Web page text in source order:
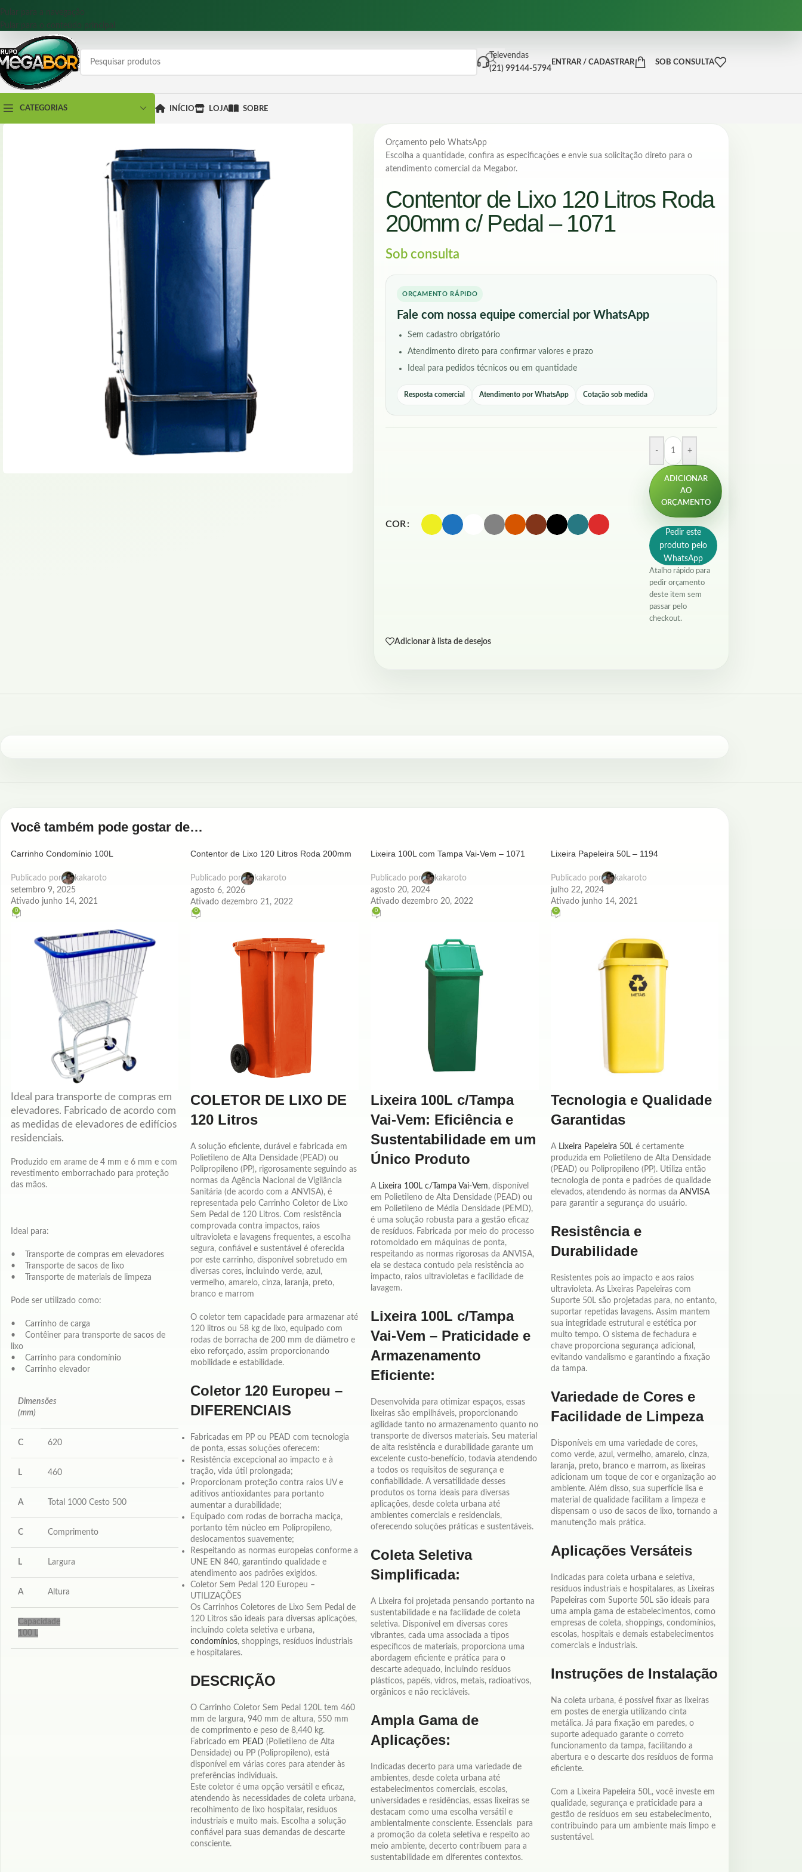
Pular para a navegação
Pular para o conteúdo principal
Televendas
(21) 99144-5794
ENTRAR / CADASTRAR SOB CONSULTA
CATEGORIAS INÍCIO LOJA SOBRE
Orçamento pelo WhatsApp
Escolha a quantidade, confira as especificações e envie sua solicitação direto para o
atendimento comercial da Megabor.
Contentor de Lixo 120 Litros Roda
200mm c/ Pedal – 1071
Sob consulta
ORÇAMENTO RÁPIDO
Fale com nossa equipe comercial por WhatsApp
Sem cadastro obrigatório
Atendimento direto para confirmar valores e prazo
Ideal para pedidos técnicos ou em quantidade
Resposta comercial Atendimento por WhatsApp Cotação sob medida
COR
- +
ADICIONAR
AO
ORÇAMENTO
Pedir este
produto pelo
WhatsApp
Atalho rápido para
pedir orçamento
deste item sem
passar pelo
checkout.
Adicionar à lista de desejos
Você também pode gostar de…
Carrinho Condomínio 100L
Publicado por
kakaroto
setembro 9, 2025
Ativado junho 14, 2021
0
Ideal para transporte de compras em
elevadores. Fabricado de acordo com
as medidas de elevadores de edifícios
residenciais.
Produzido em arame de 4 mm e 6 mm e com
revestimento emborrachado para proteção
das mãos.
Ideal para:
• Transporte de compras em elevadores
• Transporte de sacos de lixo
• Transporte de materiais de limpeza
Pode ser utilizado como:
• Carrinho de carga
• Contêiner para transporte de sacos de
lixo
• Carrinho para condomínio
• Carrinho elevador
Dimensões
(mm)
C 620
L 460
A Total 1000 Cesto 500
C Comprimento
L Largura
A Altura
Capacidade
100 L
Contentor de Lixo 120 Litros Roda 200mm
Publicado por
kakaroto
agosto 6, 2026
Ativado dezembro 21, 2022
0
COLETOR DE LIXO DE
120 Litros
A solução eficiente, durável e fabricada em
Polietileno de Alta Densidade (PEAD) ou
Polipropileno (PP), rigorosamente seguindo as
normas da Agência Nacional de Vigilância
Sanitária (de acordo com a ANVISA), é
representada pelo Carrinho Coletor de Lixo
Sem Pedal de 120 Litros. Com resistência
comprovada contra impactos, raios
ultravioleta e lavagens frequentes, a escolha
segura, confiável e sustentável é oferecida
por este carrinho, disponível sobretudo em
diversas cores, incluindo verde, azul,
vermelho, amarelo, cinza, laranja, preto,
branco e marrom
O coletor tem capacidade para armazenar até
120 litros ou 58 kg de lixo, equipado com
rodas de borracha de 200 mm de diâmetro e
eixo reforçado, assim proporcionando
mobilidade e estabilidade.
Coletor 120 Europeu –
DIFERENCIAIS
Fabricadas em PP ou PEAD com tecnologia
de ponta, essas soluções oferecem:
Resistência excepcional ao impacto e à
tração, vida útil prolongada;
Proporcionam proteção contra raios UV e
aditivos antioxidantes para portanto
aumentar a durabilidade;
Equipado com rodas de borracha maciça,
portanto têm núcleo em Polipropileno,
deslocamentos suavemente;
Respeitando as normas europeias conforme a
UNE EN 840, garantindo qualidade e
atendimento aos padrões exigidos.
Coletor Sem Pedal 120 Europeu –
UTILIZAÇÕES
Os Carrinhos Coletores de Lixo Sem Pedal de
120 Litros são ideais para diversas aplicações,
incluindo coleta seletiva e urbana,
condomínios, shoppings, resíduos industriais
e hospitalares.
DESCRIÇÃO
O Carrinho Coletor Sem Pedal 120L tem 460
mm de largura, 940 mm de altura, 550 mm
de comprimento e peso de 8,440 kg.
Fabricado em PEAD (Polietileno de Alta
Densidade) ou PP (Polipropileno), está
disponível em várias cores para atender às
preferências individuais.
Este coletor é uma opção versátil e eficaz,
atendendo às necessidades de coleta urbana,
recolhimento de lixo hospitalar, resíduos
industriais e muito mais. Escolha a solução
confiável para suas demandas de descarte
consciente.
Lixeira 100L com Tampa Vai-Vem – 1071
Publicado por
kakaroto
agosto 20, 2024
Ativado dezembro 20, 2022
0
Lixeira 100L c/Tampa
Vai-Vem: Eficiência e
Sustentabilidade em um
Único Produto
A Lixeira 100L c/Tampa Vai-Vem, disponível
em Polietileno de Alta Densidade (PEAD) ou
em Polietileno de Média Densidade (PEMD),
é uma solução robusta para a gestão eficaz
de resíduos. Fabricada por meio do processo
rotomoldado em máquinas de ponta,
respeitando as normas rigorosas da ANVISA,
ela se destaca contudo pela resistência ao
impacto, raios ultravioletas e facilidade de
lavagem.
Lixeira 100L c/Tampa
Vai-Vem – Praticidade e
Armazenamento
Eficiente:
Desenvolvida para otimizar espaços, essas
lixeiras são empilháveis, proporcionando
agilidade tanto no armazenamento quanto no
transporte de diversos materiais. Seu material
de alta resistência e durabilidade garante um
excelente custo-benefício, todavia atendendo
a todos os requisitos de segurança e
confiabilidade. A versatilidade desses
produtos os torna ideais para diversas
aplicações, desde coleta urbana até
ambientes comerciais e residenciais,
oferecendo soluções práticas e sustentáveis.
Coleta Seletiva
Simplificada:
A Lixeira foi projetada pensando portanto na
sustentabilidade e na facilidade de coleta
seletiva. Disponível em diversas cores
vibrantes, cada uma associada a tipos
específicos de materiais, proporciona uma
abordagem eficiente e prática para o
descarte adequado, incluindo resíduos
plásticos, papéis, vidros, metais, radioativos,
orgânicos e não recicláveis.
Ampla Gama de
Aplicações:
Indicadas decerto para uma variedade de
ambientes, desde coleta urbana até
estabelecimentos comerciais, escolas,
universidades e residências, essas lixeiras se
destacam como uma escolha versátil e
ambientalmente consciente. Essenciais para
a promoção da coleta seletiva e respeito ao
meio ambiente, decerto contribuem para a
sustentabilidade em diferentes contextos.
Lixeira Papeleira 50L – 1194
Publicado por
kakaroto
julho 22, 2024
Ativado junho 14, 2021
0
Tecnologia e Qualidade
Garantidas
A Lixeira Papeleira 50Lé certamente
produzida em Polietileno de Alta Densidade
(PEAD) ou Polipropileno (PP). Utiliza então
tecnologia de ponta e padrões de qualidade
elevados, atendendo às normas da ANVISA
para garantir a segurança do usuário.
Resistência e
Durabilidade
Resistentes pois ao impacto e aos raios
ultravioleta. As Lixeiras Papeleiras com
Suporte 50L são projetadas para, no entanto,
suportar repetidas lavagens. Assim mantem
sua integridade estrutural e estética por
muito tempo. O sistema de fechadura e
chave proporciona segurança adicional,
evitando vandalismo e garantindo a fixação
da tampa.
Variedade de Cores e
Facilidade de Limpeza
Disponíveis em uma variedade de cores,
como verde, azul, vermelho, amarelo, cinza,
laranja, preto, branco e marrom, as lixeiras
adicionam um toque de cor e organização ao
ambiente. Além disso, sua superfície lisa e
material de qualidade facilitam a limpeza e
dispensam o uso de sacos de lixo, tornando a
manutenção mais prática.
Aplicações Versáteis
Indicadas para coleta urbana e seletiva,
resíduos industriais e hospitalares, as Lixeiras
Papeleiras com Suporte 50L são ideais para
uma ampla gama de estabelecimentos, como
empresas de coleta, shoppings, condomínios,
escolas, hospitais e demais estabelecimentos
comerciais e industriais.
Instruções de Instalação
Na coleta urbana, é possível fixar as lixeiras
em postes de energia utilizando cinta
metálica. Já para fixação em paredes, o
suporte adequado garante o correto
funcionamento da tampa, facilitando a
abertura e o descarte dos resíduos de forma
eficiente.
Com a Lixeira Papeleira 50L, você investe em
qualidade, segurança e praticidade para a
gestão de resíduos em seu estabelecimento,
contribuindo para um ambiente mais limpo e
sustentável.